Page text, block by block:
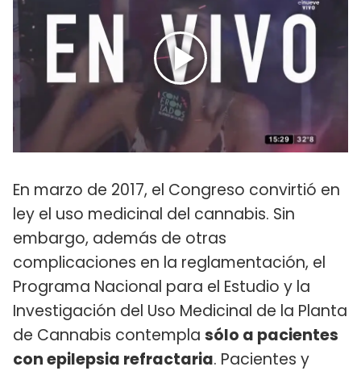
En marzo de 2017, el Congreso convirtió en
ley el uso medicinal del cannabis. Sin
embargo, además de otras
complicaciones en la reglamentación, el
Programa Nacional para el Estudio y la
Investigación del Uso Medicinal de la Planta
de Cannabis contempla sólo a pacientes
con epilepsia refractaria. Pacientes y